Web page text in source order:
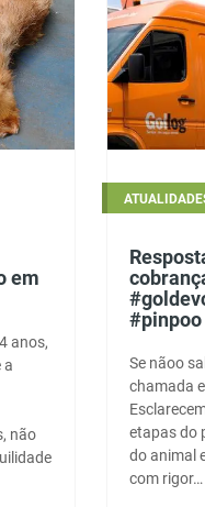
em
anos,
a
não
Se nãoo
chamada
etapas do
do animal
com rigor…